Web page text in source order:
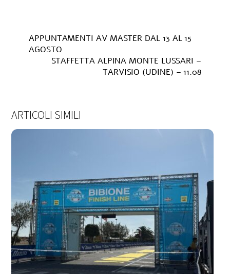
APPUNTAMENTI AV MASTER DAL 13 AL 15
AGOSTO
STAFFETTA ALPINA MONTE LUSSARI –
TARVISIO (UDINE) – 11.08
ARTICOLI SIMILI